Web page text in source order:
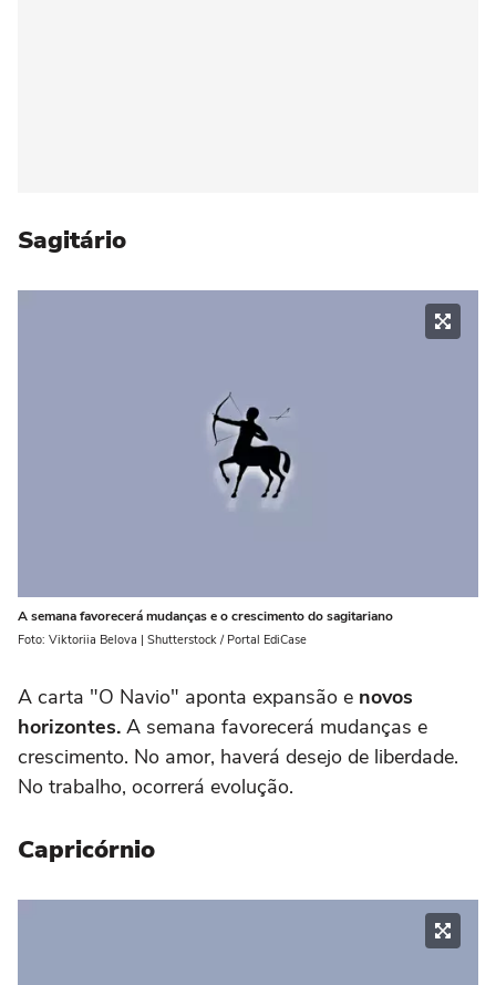
Sagitário
A semana favorecerá mudanças e o crescimento do sagitariano
Foto: Viktoriia Belova | Shutterstock / Portal EdiCase
A carta "O Navio" aponta expansão e novos
horizontes. A semana favorecerá mudanças e
crescimento. No amor, haverá desejo de liberdade.
No trabalho, ocorrerá evolução.
Capricórnio